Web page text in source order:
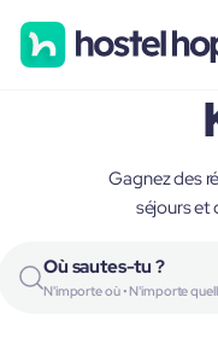
Gagnez des
séjours et
Où sautes-tu ?
N'importe où • N'importe